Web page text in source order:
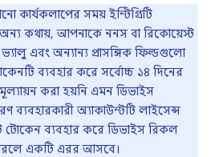
কার্যকলাপের সময় ইন্টিগ্রিটি
কথায়, আপনাকে ননস বা রিকোয়েস্ট
এবং অন্যান্য প্রাসঙ্গিক ফিল্ডগুলো
ব্যবহার করে সর্বোচ্চ ১৪ দিনের
করা হয়নি এমন ডিভাইস
অ্যাকাউন্টটি লাইসেন্স
টোকেন ব্যবহার করে ডিভাইস রিকল
করলে একটি এরর আসবে।